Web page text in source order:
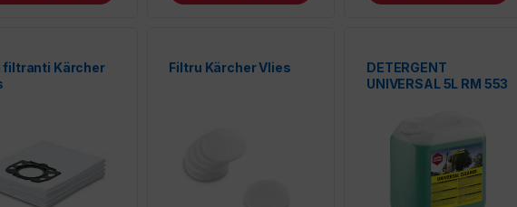
filtranti Kärcher
Filtru Kärcher Vlies
DETERGENT
UNIVERSAL 5L RM 553